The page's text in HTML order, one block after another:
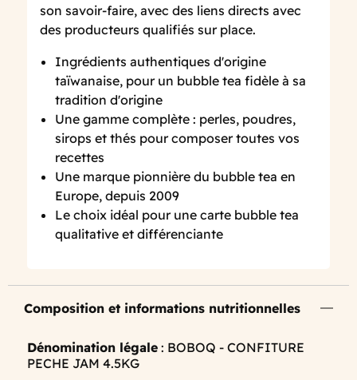
son savoir-faire, avec des liens directs avec
des producteurs qualifiés sur place.
Ingrédients authentiques d'origine
taïwanaise, pour un bubble tea fidèle à sa
tradition d'origine
Une gamme complète : perles, poudres,
sirops et thés pour composer toutes vos
recettes
Une marque pionnière du bubble tea en
Europe, depuis 2009
Le choix idéal pour une carte bubble tea
qualitative et différenciante
Composition et informations nutritionnelles
Dénomination légale : BOBOQ - CONFITURE
PECHE JAM 4.5KG